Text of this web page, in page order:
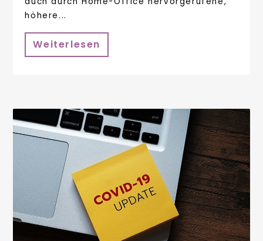
höhere...
Weiterlesen